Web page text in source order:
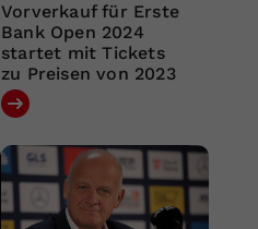
Vorverkauf für Erste
Bank Open 2024
startet mit Tickets
zu Preisen von 2023